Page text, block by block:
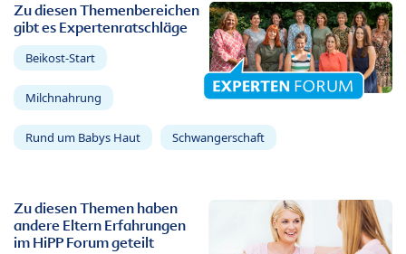
Zu diesen Themenbereichen
gibt es Expertenratschläge
Beikost-Start
Milchnahrung
Rund um Babys Haut Schwangerschaft
Zu diesen Themen haben
andere Eltern Erfahrungen
im HiPP Forum geteilt